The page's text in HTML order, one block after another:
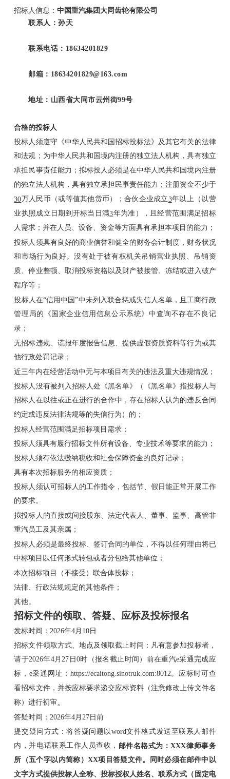
招标人信息：中国重汽集团大同齿轮有限公司
联系人：孙天
联系电话：18634201829
邮箱：18634201829@163.com
地址：山西省大同市云州街99号
合格的投标人
投标人须遵守《中华人民共和国招标投标法》及其它有关的法律
和法规；为中华人民共和国境内注册的独立法人机构，具有独立
承担民事责任能力；拟标投人必须是在中华人民共和国境内注册
的独立法人机构，具有独立承担民事责任能力；注册资金不少于
30万人民币（或等值其他货币）；合伙企业成立3年以上（以营
业执照成立日期到开标当日满3年为准），且经营范围满足招标
人需求；并在人员、设备、资金等方面具有承担本项目的能力；
投标人须具有良好的商业信誉和健全的财务会计制度，财务状况
和市场行为良好。没有处于被有权机关吊销营业执照、吊销资
质、停业整顿、取消投标资格以及财产被接管、冻结或进入破产
程序等；
投标人在“信用中国”中未列入联合惩戒失信人名单，且工商行政
管理局的《国家企业信用信息公示系统》中查询不存在不良记
录；
无招标违规、谎报年度报告信息、提供虚假资质资料等行为或其
他行政处罚记录；
近三年内在经营活动中无与本项目有关的违法及重大违规情况；
投标人没有被列入招标人处《黑名单》（《黑名单》指投标人与
招标人在以往或正在进行的合作中，存在招标人认为的违反合同
约定或违反法律法规等的失信行为）的；
投标人经营范围满足招标项目需求；
投标人须具有履行招标文件所有设备、专业技术等要求的能力；
投标人须有依法缴纳税收和社会保障资金的良好记录；
具有本次招标服务的相应资质；
投标人须认可招标人的工作指令，包括节、假日能正常开展工作
的要求。
拟投标人的直接或间接股东、法定代表人、董事、监事、高管非
重汽员工及其亲属；
投标人必须是最终投标、签订合同的单位，不得以任何理由将已
中标项目以任何形式转包或者分包给其他单位；
本次招标项目（不接受）联合体投标；
法律、行政法规规定的其他条件；
其他。
招标文件的领取、答疑、应标及投标报名
发标时间：2026年4月10日
招标文件领取方式、地点及领取截止时间：凡有意参加投标者，
请于2026年4月27日0时（报名截止时间）前在重汽e采通完成应
标，e采通网址：https://ecaitong.sinotruk.com:8012。应标时可查
看招标文件，并按应标要求递交应标资料（注意修改上传文件名
称）进行初审。
答疑时间：2026年4月27日前
提交疑问方式：将答疑问题以word文件格式发送至联系人邮件
内，并电话联系工作人员查收， 邮件名格式为：XXX律师事务
所（五个字以内简称）XX项目答疑文件。同时必须在邮件中以
文字方式提供投标人全称、投标授权人姓名、联系方式（固定电